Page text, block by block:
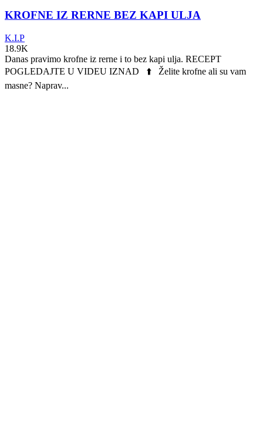
KROFNE IZ RERNE BEZ KAPI ULJA
K.I.P
18.9K
Danas pravimo krofne iz rerne i to bez kapi ulja. RECEPT
POGLEDAJTE U VIDEU IZNAD ⬆️ Želite krofne ali su vam
masne? Naprav...